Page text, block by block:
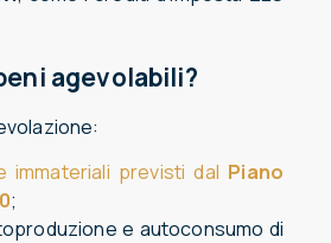
agevolabili?
immateriali previsti dal Piano
;
e autoconsumo di